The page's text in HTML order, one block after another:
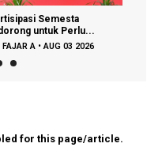
Semesta
untuk Perlu...
FAJAR A •AUG 03 2026
for this page/article.